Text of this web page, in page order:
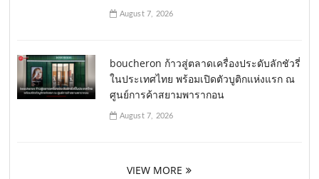
August 7, 2026
boucheron ก้าวสู่ตลาดเครื่องประดับลักชัวรี่
ในประเทศไทย พร้อมเปิดตัวบูติกแห่งแรก ณ
ศูนย์การค้าสยามพารากอน
August 7, 2026
VIEW MORE